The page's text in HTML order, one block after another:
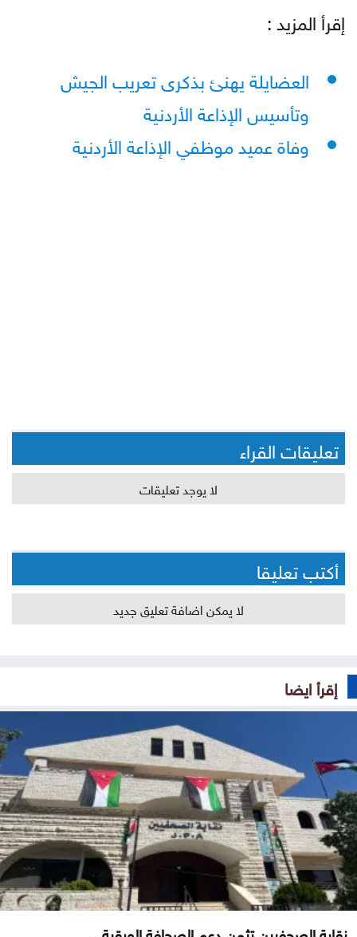
إقرأ المزيد :
العضايلة يهنئ بذكرى تعريب الجيش
وتأسيس الإذاعة الأردنية
وفاة عميد موظفي الإذاعة الأردنية
تعليقات القراء
لا يوجد تعليقات
أكتب تعليقا
لا يمكن اضافة تعليق جديد
إقرأ ايضا